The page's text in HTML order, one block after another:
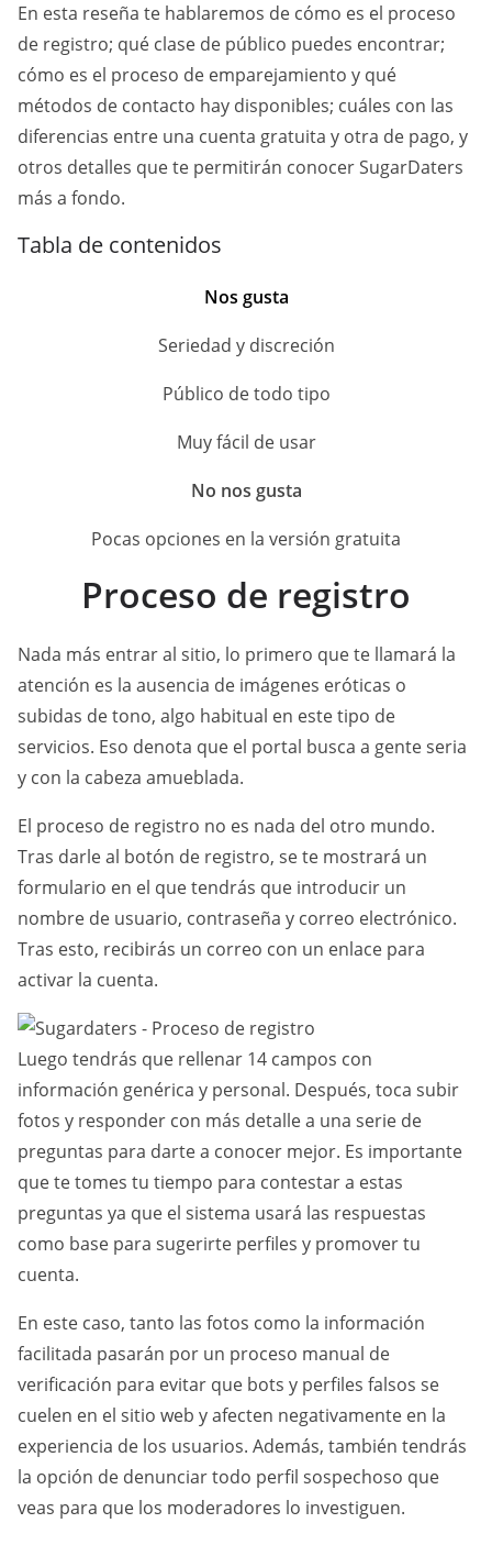
En esta reseña te hablaremos de cómo es el proceso
de registro; qué clase de público puedes encontrar;
cómo es el proceso de emparejamiento y qué
métodos de contacto hay disponibles; cuáles con las
diferencias entre una cuenta gratuita y otra de pago, y
otros detalles que te permitirán conocer SugarDaters
más a fondo.
Tabla de contenidos
Nos gusta
Seriedad y discreción
Público de todo tipo
Muy fácil de usar
No nos gusta
Pocas opciones en la versión gratuita
Proceso de registro
Nada más entrar al sitio, lo primero que te llamará la
atención es la ausencia de imágenes eróticas o
subidas de tono, algo habitual en este tipo de
servicios. Eso denota que el portal busca a gente seria
y con la cabeza amueblada.
El proceso de registro no es nada del otro mundo.
Tras darle al botón de registro, se te mostrará un
formulario en el que tendrás que introducir un
nombre de usuario, contraseña y correo electrónico.
Tras esto, recibirás un correo con un enlace para
activar la cuenta.
Luego tendrás que rellenar 14 campos con
información genérica y personal. Después, toca subir
fotos y responder con más detalle a una serie de
preguntas para darte a conocer mejor. Es importante
que te tomes tu tiempo para contestar a estas
preguntas ya que el sistema usará las respuestas
como base para sugerirte perfiles y promover tu
cuenta.
En este caso, tanto las fotos como la información
facilitada pasarán por un proceso manual de
verificación para evitar que bots y perfiles falsos se
cuelen en el sitio web y afecten negativamente en la
experiencia de los usuarios. Además, también tendrás
la opción de denunciar todo perfil sospechoso que
veas para que los moderadores lo investiguen.